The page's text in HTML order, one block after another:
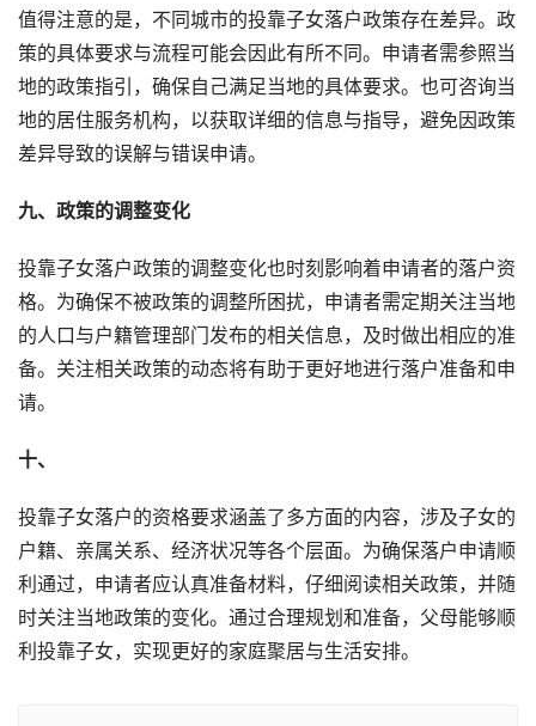
值得注意的是，不同城市的投靠子女落户政策存在差异。政
策的具体要求与流程可能会因此有所不同。申请者需参照当
地的政策指引，确保自己满足当地的具体要求。也可咨询当
地的居住服务机构，以获取详细的信息与指导，避免因政策
差异导致的误解与错误申请。
九、政策的调整变化
投靠子女落户政策的调整变化也时刻影响着申请者的落户资
格。为确保不被政策的调整所困扰，申请者需定期关注当地
的人口与户籍管理部门发布的相关信息，及时做出相应的准
备。关注相关政策的动态将有助于更好地进行落户准备和申
请。
十、
投靠子女落户的资格要求涵盖了多方面的内容，涉及子女的
户籍、亲属关系、经济状况等各个层面。为确保落户申请顺
利通过，申请者应认真准备材料，仔细阅读相关政策，并随
时关注当地政策的变化。通过合理规划和准备，父母能够顺
利投靠子女，实现更好的家庭聚居与生活安排。